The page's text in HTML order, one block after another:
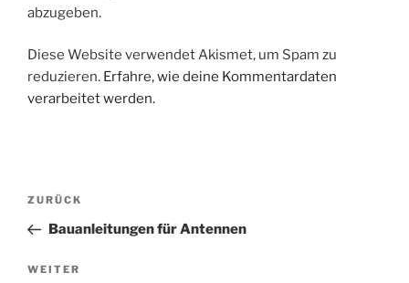
abzugeben.
Diese Website verwendet Akismet, um Spam zu
reduzieren. Erfahre, wie deine Kommentardaten
verarbeitet werden.
Beitragsnavigation
Vorheriger
Beitrag
ZURÜCK
Bauanleitungen für Antennen
Nächster
WEITER